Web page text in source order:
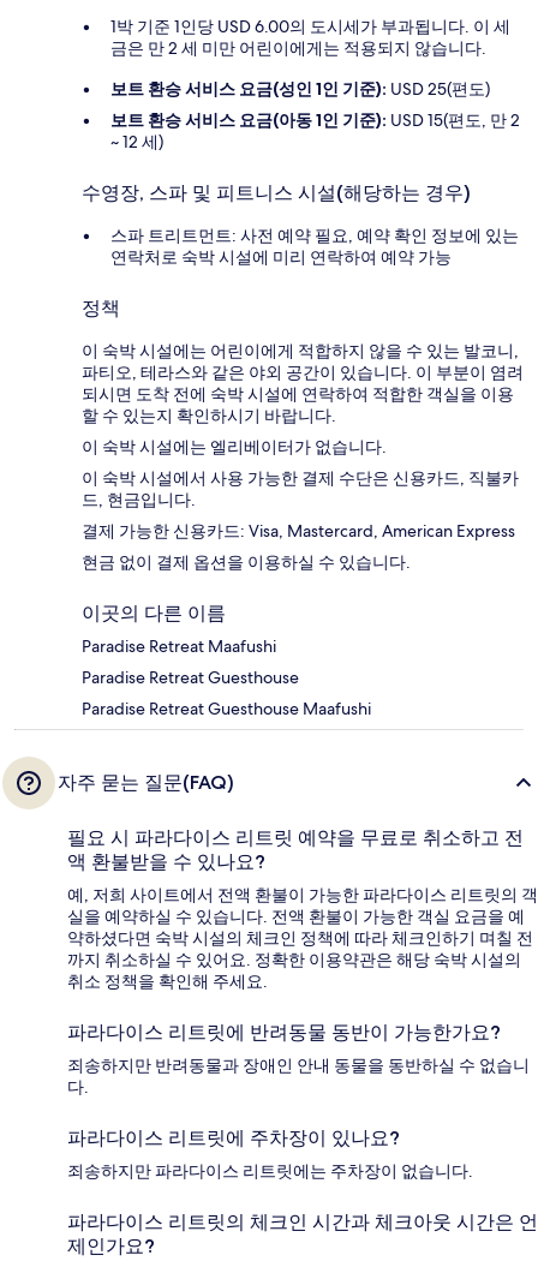
1박 기준 1인당 USD 6.00의 도시세가 부과됩니다. 이 세
금은 만 2 세 미만 어린이에게는 적용되지 않습니다.
보트 환승 서비스 요금(성인 1인 기준): USD 25(편도)
보트 환승 서비스 요금(아동 1인 기준): USD 15(편도, 만 2
~ 12 세)
수영장, 스파 및 피트니스 시설(해당하는 경우)
스파 트리트먼트: 사전 예약 필요, 예약 확인 정보에 있는
연락처로 숙박 시설에 미리 연락하여 예약 가능
정책
이 숙박 시설에는 어린이에게 적합하지 않을 수 있는 발코니,
파티오, 테라스와 같은 야외 공간이 있습니다. 이 부분이 염려
되시면 도착 전에 숙박 시설에 연락하여 적합한 객실을 이용
할 수 있는지 확인하시기 바랍니다.
이 숙박 시설에는 엘리베이터가 없습니다.
이 숙박 시설에서 사용 가능한 결제 수단은 신용카드, 직불카
드, 현금입니다.
결제 가능한 신용카드: Visa, Mastercard, American Express
현금 없이 결제 옵션을 이용하실 수 있습니다.
이곳의 다른 이름
Paradise Retreat Maafushi
Paradise Retreat Guesthouse
Paradise Retreat Guesthouse Maafushi
자주 묻는 질문(FAQ)
필요 시 파라다이스 리트릿 예약을 무료로 취소하고 전
액 환불받을 수 있나요?
예, 저희 사이트에서 전액 환불이 가능한 파라다이스 리트릿의 객
실을 예약하실 수 있습니다. 전액 환불이 가능한 객실 요금을 예
약하셨다면 숙박 시설의 체크인 정책에 따라 체크인하기 며칠 전
까지 취소하실 수 있어요. 정확한 이용약관은 해당 숙박 시설의
취소 정책을 확인해 주세요.
파라다이스 리트릿에 반려동물 동반이 가능한가요?
죄송하지만 반려동물과 장애인 안내 동물을 동반하실 수 없습니
다.
파라다이스 리트릿에 주차장이 있나요?
죄송하지만 파라다이스 리트릿에는 주차장이 없습니다.
파라다이스 리트릿의 체크인 시간과 체크아웃 시간은 언
제인가요?